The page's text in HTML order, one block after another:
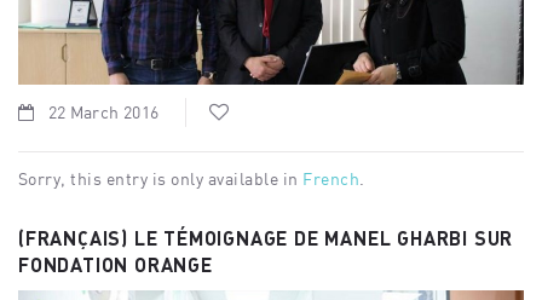
22 March 2016
Sorry, this entry is only available in French
(FRANÇAIS) LE TÉMOIGNAGE DE MANEL GHARBI SUR
FONDATION ORANGE